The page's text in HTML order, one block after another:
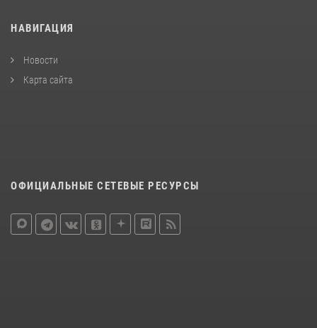
НАВИГАЦИЯ
Новости
Карта сайта
ОФИЦИАЛЬНЫЕ СЕТЕВЫЕ РЕСУРСЫ